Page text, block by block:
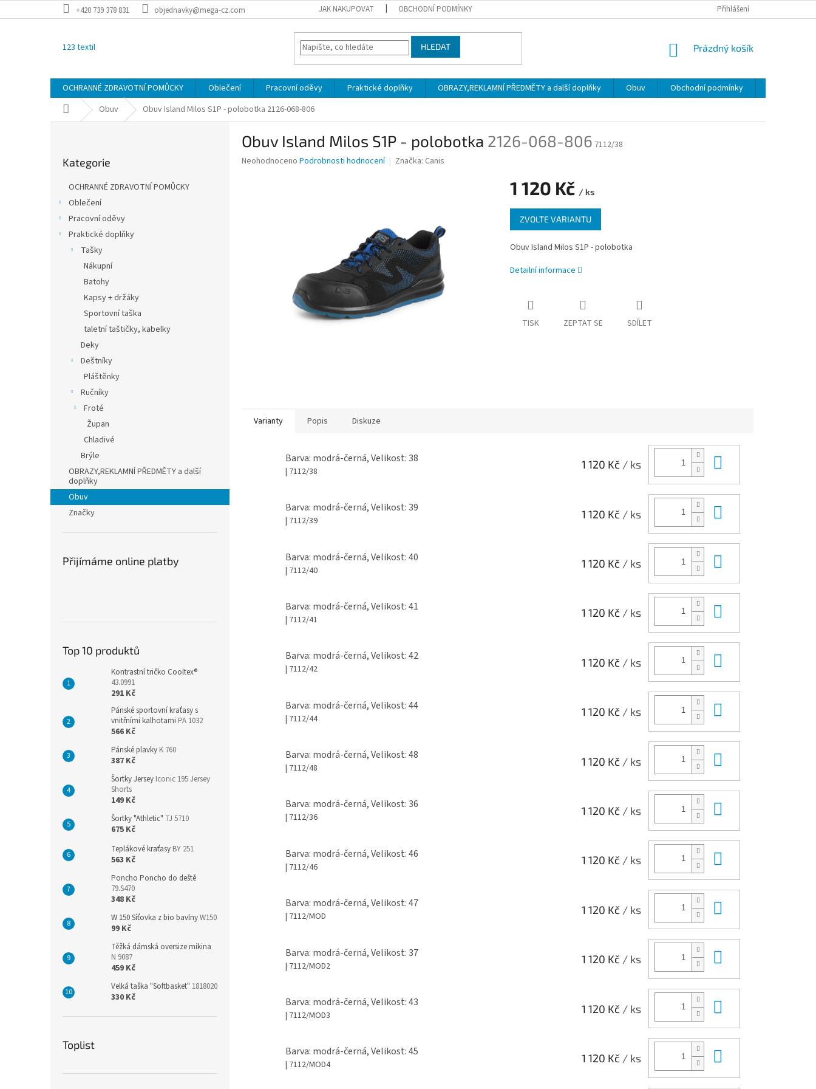
na
+420 739 378 831 objednavky@mega-cz.com JAK NAKUPOVAT OBCHODNÍ PODMÍNKY Přihlášení
123 textil HLEDAT
NÁKUPNÍ
Prázdný košík
OCHRANNÉ ZDRAVOTNÍ POMŮCKY Oblečení Pracovní oděvy Praktické doplňky OBRAZY,REKLAMNÍ PŘEDMĚTY a další doplňky Obuv Obchodní podmínky
Domů Obuv Obuv Island Milos S1P - polobotka 2126-068-806
kategorie
Kategorie
OCHRANNÉ ZDRAVOTNÍ POMŮCKY
Oblečení
Pracovní oděvy
Praktické doplňky
Tašky
Nákupní
Batohy
Kapsy + držáky
Sportovní taška
taletní taštičky, kabelky
Deky
Deštníky
Pláštěnky
Ručníky
Froté
Župan
Chladivé
Brýle
OBRAZY,REKLAMNÍ PŘEDMĚTY a další
doplňky
Obuv
Značky
Přijímáme online platby
Top 10 produktů
Kontrastní tričko Cooltex®
43.0991
291 Kč
Pánské sportovní kraťasy s
vnitřními kalhotami PA 1032
566 Kč
Pánské plavky K 760
387 Kč
Šortky Jersey Iconic 195 Jersey
Shorts
149 Kč
Šortky "Athletic" TJ 5710
675 Kč
Teplákové kraťasy BY 251
563 Kč
Poncho Poncho do deště
79.S470
348 Kč
W 150 Síťovka z bio bavlnyW150
99 Kč
Těžká dámská oversize mikina
N 9087
459 Kč
Velká taška "Softbasket" 1818020
330 Kč
Toplist
Obuv Island Milos S1P - polobotka 2126-068-806 7112/38
Průměrné
Neohodnoceno Podrobnosti hodnocení Značka: Canis
1 120 Kč / ks
Měrná
cena:
ZVOLTE VARIANTU
Obuv Island Milos S1P - polobotka
Detailní informace
TISK ZEPTAT SE SDÍLET
Varianty Popis Diskuze
Barva: modrá-černá, Velikost: 38
| 7112/38
1 120 Kč / ks
Barva: modrá-černá, Velikost: 39
| 7112/39
1 120 Kč / ks
Barva: modrá-černá, Velikost: 40
| 7112/40
1 120 Kč / ks
Barva: modrá-černá, Velikost: 41
| 7112/41
1 120 Kč / ks
Barva: modrá-černá, Velikost: 42
| 7112/42
1 120 Kč / ks
Barva: modrá-černá, Velikost: 44
| 7112/44
1 120 Kč / ks
Barva: modrá-černá, Velikost: 48
| 7112/48
1 120 Kč / ks
Barva: modrá-černá, Velikost: 36
| 7112/36
1 120 Kč / ks
Barva: modrá-černá, Velikost: 46
| 7112/46
1 120 Kč / ks
Barva: modrá-černá, Velikost: 47
| 7112/MOD
1 120 Kč / ks
Barva: modrá-černá, Velikost: 37
| 7112/MOD2
1 120 Kč / ks
Barva: modrá-černá, Velikost: 43
| 7112/MOD3
1 120 Kč / ks
Barva: modrá-černá, Velikost: 45
| 7112/MOD4
1 120 Kč / ks